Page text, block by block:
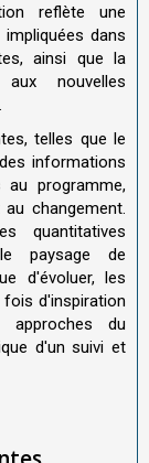
reflète une
dans
ainsi que la
nouvelles
telles que le
informations
programme,
changement.
quantitatives
le paysage de
d'évoluer, les
d'inspiration
approches du
d'un suivi et